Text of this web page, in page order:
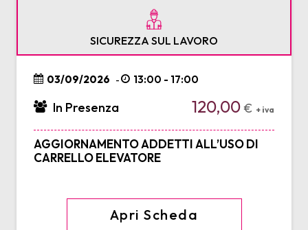
SICUREZZA SUL LAVORO
03/09/2026 - 13:00 - 17:00
120,00€ + iva
In Presenza
AGGIORNAMENTO ADDETTI ALL’USO DI
CARRELLO ELEVATORE
Apri Scheda